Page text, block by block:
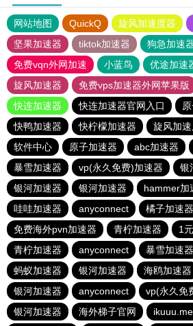
网站地图 QuickQ 旋风加速度器
坚果加速器
tiktok加速器
狗急加速
免费vqn外网加速
小蓝鸟 优途加速
旋风加速器
免费vps加速器外网苹果版
快连加速器
快连加速器官网入口
快鸭加速器
快柠檬加速器 旋风加
软件中心
原子加速器 abc加速器
暴雪加速器
vp(永久免费)加速器 银
银河加速器
银河加速器 hammer加
哇哇加速器
anyconnect 橘子加速器
免费海外pvn加速器
青柠加速器 1
青柠加速器
anyconnect 暴雪加速器
蚂蚁加速器
银河加速器 海鸥加速器
银河加速器
anyconnect
vp(永久免
银河加速器
海外梯子官网